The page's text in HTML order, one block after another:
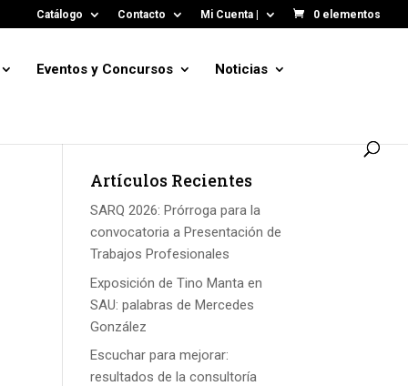
Catálogo Contacto Mi Cuenta | 0 elementos
Eventos y Concursos Noticias
Artículos Recientes
SARQ 2026: Prórroga para la
convocatoria a Presentación de
Trabajos Profesionales
Exposición de Tino Manta en
SAU: palabras de Mercedes
González
Escuchar para mejorar:
resultados de la consultoría